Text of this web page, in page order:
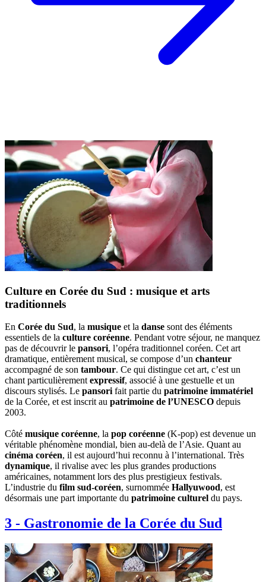
Culture en Corée du Sud : musique et arts
traditionnels
En Corée du Sud, la musique et la danse sont des éléments
essentiels de la culture coréenne. Pendant votre séjour, ne manquez
pas de découvrir le pansori, l’opéra traditionnel coréen. Cet art
dramatique, entièrement musical, se compose d’un chanteur
accompagné de son tambour. Ce qui distingue cet art, c’est un
chant particulièrement expressif, associé à une gestuelle et un
discours stylisés. Le pansori fait partie du patrimoine immatériel
de la Corée, et est inscrit au patrimoine de l’UNESCO depuis
2003.
Côté musique coréenne, la pop coréenne (K-pop) est devenue un
véritable phénomène mondial, bien au-delà de l’Asie. Quant au
cinéma coréen, il est aujourd’hui reconnu à l’international. Très
dynamique, il rivalise avec les plus grandes productions
américaines, notamment lors des plus prestigieux festivals.
L’industrie du film sud-coréen, surnommée Hallyuwood, est
désormais une part importante du patrimoine culturel du pays.
3 - Gastronomie de la Corée du Sud